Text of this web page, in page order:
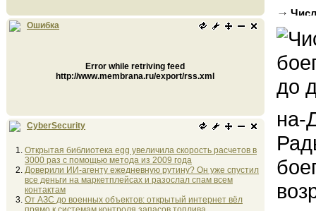
Ошибка
Error while retriving feed
http://www.membrana.ru/export/rss.xml
CyberSecurity
Открытая библиотека egg увеличила скорость расчетов в
3000 раз с помощью метода из 2009 года
Доверили ИИ-агенту ежедневную рутину? Он уже спустил
все деньги на маркетплейсах и разослал спам всем
контактам
От АЗС до военных объектов: открытый интернет вёл
на-